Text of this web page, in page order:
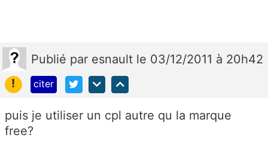
Publié par esnault le 03/12/2011 à 20h42
!
citer
puis je utiliser un cpl autre qu la marque
free?